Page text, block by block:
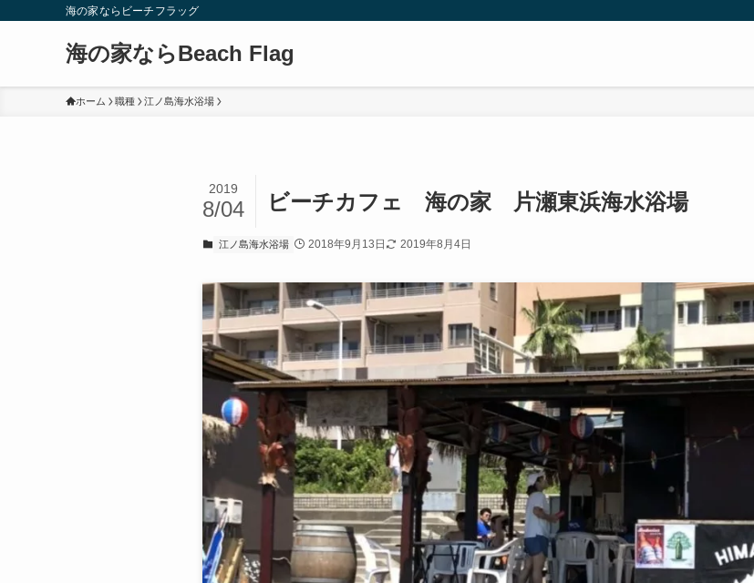
海の家ならビーチフラッグ
海の家ならBeach Flag
ホーム 職種 江ノ島海水浴場
ビーチカフェ 海の家 片瀬東浜海水浴場
2019
8/04
江ノ島海水浴場 2018年9月13日 2019年8月4日